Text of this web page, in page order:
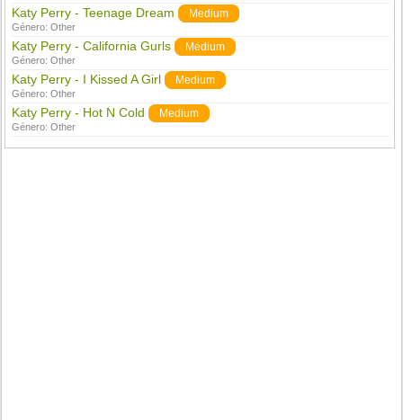
Katy Perry - Teenage Dream Medium
Género:Other
Katy Perry - California Gurls Medium
Género:Other
Katy Perry - I Kissed A Girl Medium
Género:Other
Katy Perry - Hot N Cold Medium
Género:Other